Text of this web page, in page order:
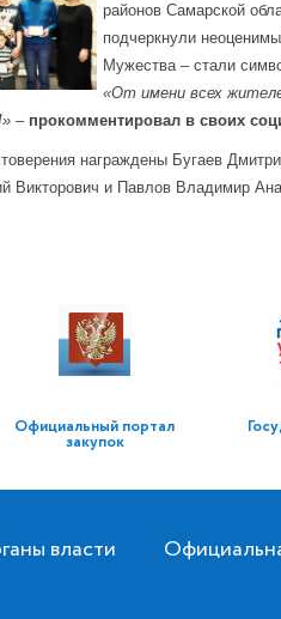
районов Самарской
подчеркнули
Мужества – стали
«От имени всех
– прокомментировал в своих
награждены Бугаев
Викторович и Павлов Владимир
Официальный портал
закупок
власти